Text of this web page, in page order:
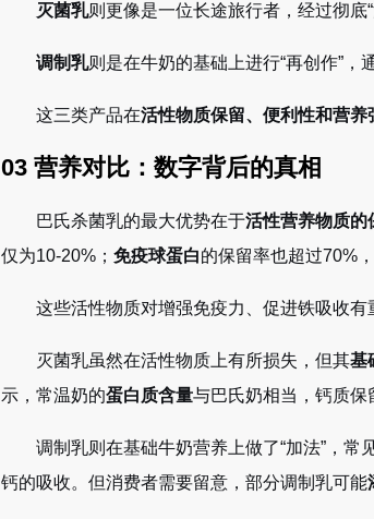
灭菌乳则更像是一位长途旅行者，经过彻底
调制乳则是在牛奶的基础上进行“再创作”，
这三类产品在活性物质保留、便利性和营养
03 营养对比：数字背后的真相
巴氏杀菌乳的最大优势在于活性营养物质的
仅为10-20%； 免疫球蛋白的保留率也超过70%
这些活性物质对增强免疫力、促进铁吸收有
灭菌乳虽然在活性物质上有所损失，但其基
示，常温奶的蛋白质含量与巴氏奶相当，钙质保
调制乳则在基础牛奶营养上做了“加法”，常
钙的吸收。但消费者需要留意，部分调制乳可能